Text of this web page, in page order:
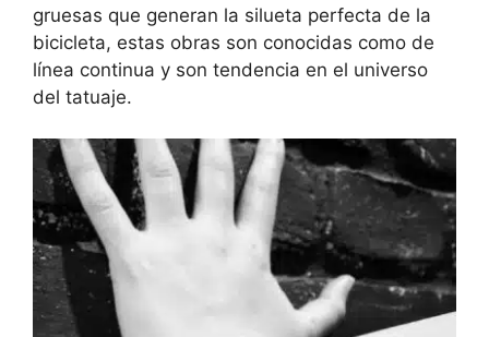
gruesas que generan la silueta perfecta de la
bicicleta, estas obras son conocidas como de
línea continua y son tendencia en el universo
del tatuaje.